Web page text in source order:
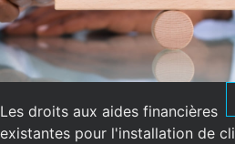
Les droits aux aides financières
existantes pour l'installation de